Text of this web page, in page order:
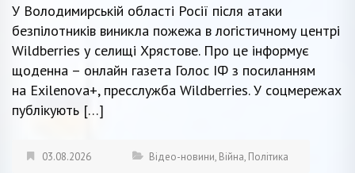
У Володимирській області Росії після атаки
безпілотників виникла пожежа в логістичному центрі
Wildberries у селищі Хрястове. Про це інформує
щоденна – онлайн газета Голос ІФ з посиланням
на Exilenova+, пресслужба Wildberries. У соцмережах
публікують […]
03.08.2026 Відео-новини, Війна, Політика